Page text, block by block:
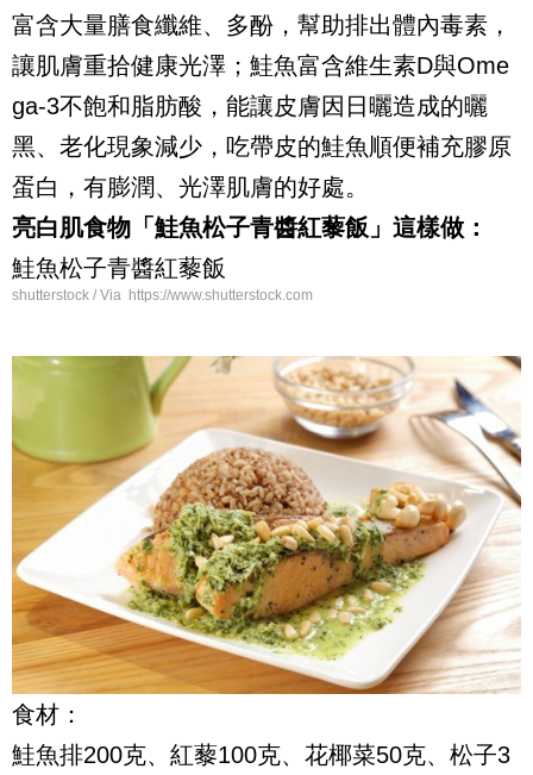
富含大量膳食纖維、多酚，幫助排出體內毒素，
讓肌膚重拾健康光澤；鮭魚富含維生素D與Ome
ga-3不飽和脂肪酸，能讓皮膚因日曬造成的曬
黑、老化現象減少，吃帶皮的鮭魚順便補充膠原
蛋白，有膨潤、光澤肌膚的好處。
亮白肌食物「鮭魚松子青醬紅藜飯」這樣做：
鮭魚松子青醬紅藜飯
shutterstock / Via https://www.shutterstock.com
食材：
鮭魚排200克、紅藜100克、花椰菜50克、松子3